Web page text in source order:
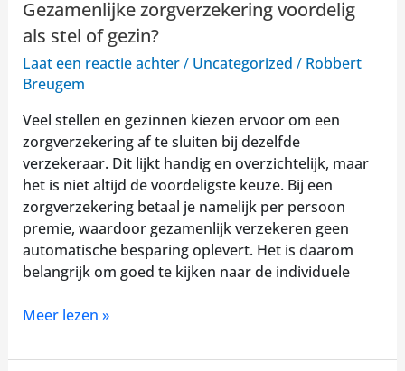
Gezamenlijke zorgverzekering voordelig
als stel of gezin?
Laat een reactie achter/ Uncategorized / Robbert
Breugem
Veel stellen en gezinnen kiezen ervoor om een
zorgverzekering af te sluiten bij dezelfde
verzekeraar. Dit lijkt handig en overzichtelijk, maar
het is niet altijd de voordeligste keuze. Bij een
zorgverzekering betaal je namelijk per persoon
premie, waardoor gezamenlijk verzekeren geen
automatische besparing oplevert. Het is daarom
belangrijk om goed te kijken naar de individuele
Meer lezen »